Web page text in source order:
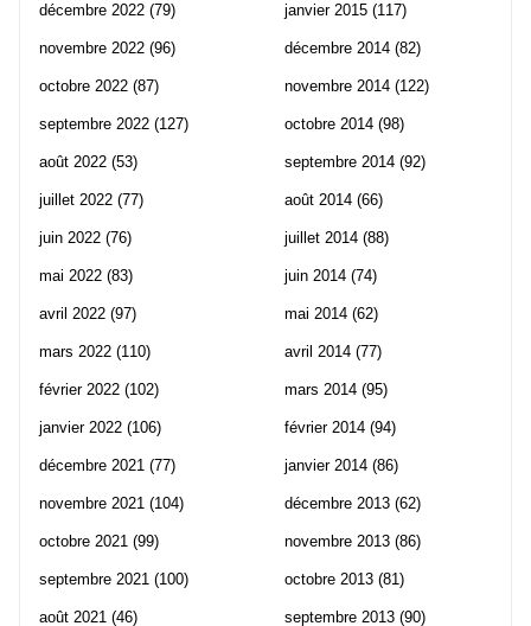
décembre 2022 (79)
novembre 2022 (96)
octobre 2022 (87)
septembre 2022 (127)
août 2022 (53)
juillet 2022 (77)
juin 2022 (76)
mai 2022 (83)
avril 2022 (97)
mars 2022 (110)
février 2022 (102)
janvier 2022 (106)
décembre 2021 (77)
novembre 2021 (104)
octobre 2021 (99)
septembre 2021 (100)
août 2021 (46)
janvier 2015 (117)
décembre 2014 (82)
novembre 2014 (122)
octobre 2014 (98)
septembre 2014 (92)
août 2014 (66)
juillet 2014 (88)
juin 2014 (74)
mai 2014 (62)
avril 2014 (77)
mars 2014 (95)
février 2014 (94)
janvier 2014 (86)
décembre 2013 (62)
novembre 2013 (86)
octobre 2013 (81)
septembre 2013 (90)